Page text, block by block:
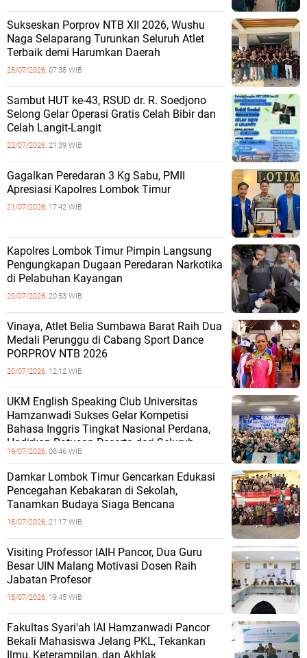
Sukseskan Porprov NTB XII 2026, Wushu
Naga Selaparang Turunkan Seluruh Atlet
Terbaik demi Harumkan Daerah
25/07/2026, 07:38 WIB
Sambut HUT ke-43, RSUD dr. R. Soedjono
Selong Gelar Operasi Gratis Celah Bibir dan
Celah Langit-Langit
22/07/2026, 21:39 WIB
Gagalkan Peredaran 3 Kg Sabu, PMII
Apresiasi Kapolres Lombok Timur
21/07/2026, 17:42 WIB
Kapolres Lombok Timur Pimpin Langsung
Pengungkapan Dugaan Peredaran Narkotika
di Pelabuhan Kayangan
20/07/2026, 20:53 WIB
Vinaya, Atlet Belia Sumbawa Barat Raih Dua
Medali Perunggu di Cabang Sport Dance
PORPROV NTB 2026
20/07/2026, 12:12 WIB
UKM English Speaking Club Universitas
Hamzanwadi Sukses Gelar Kompetisi
Bahasa Inggris Tingkat Nasional Perdana,
Hadirkan Ratusan Peserta dari Seluruh
19/07/2026, 08:46 WIB
Damkar Lombok Timur Gencarkan Edukasi
Pencegahan Kebakaran di Sekolah,
Tanamkan Budaya Siaga Bencana
18/07/2026, 21:17 WIB
Visiting Professor IAIH Pancor, Dua Guru
Besar UIN Malang Motivasi Dosen Raih
Jabatan Profesor
18/07/2026, 19:45 WIB
Fakultas Syari'ah IAI Hamzanwadi Pancor
Bekali Mahasiswa Jelang PKL, Tekankan
Ilmu, Keterampilan, dan Akhlak